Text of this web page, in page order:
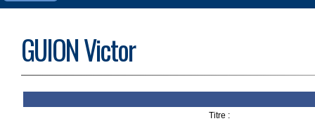
GUION Victor
Titre :